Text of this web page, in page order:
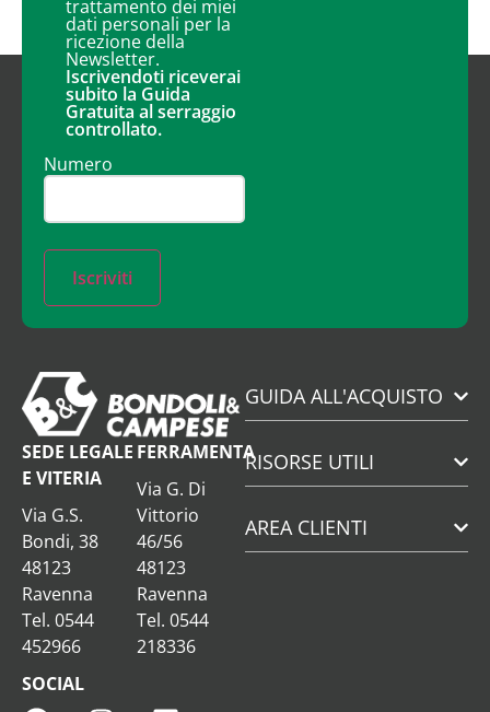
trattamento dei miei
dati personali per la
ricezione della
Newsletter.
Iscrivendoti riceverai
subito la Guida
Gratuita al serraggio
controllato.
Numero
Iscriviti
SEDE LEGALE
E VITERIA
Via G.S.
Bondi, 38
48123
Ravenna
Tel. 0544
452966
FERRAMENTA
Via G. Di
Vittorio
46/56
48123
Ravenna
Tel. 0544
218336
SOCIAL
GUIDA ALL'ACQUISTO
RISORSE UTILI
AREA CLIENTI